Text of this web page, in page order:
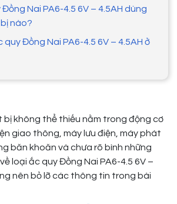
Đồng Nai PA6-4.5 6V – 4.5AH dùng
nào?
quy Đồng Nai PA6-4.5 6V – 4.5AH ở
bị không thể thiếu nằm trong động cơ
giao thông, máy lưu điện, máy phát
băn khoăn và chưa rõ bình những
loại ắc quy Đồng Nai PA6-4.5 6V –
nên bỏ lỡ các thông tin trong bài